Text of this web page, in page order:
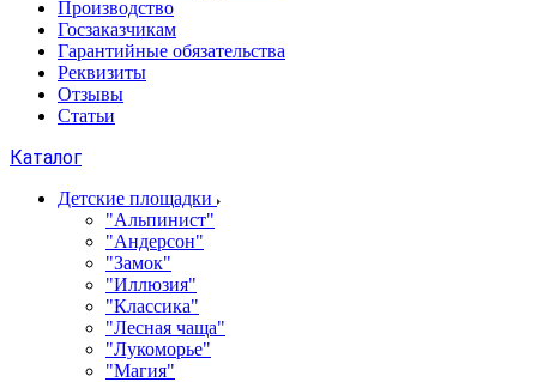
Производство
Госзаказчикам
Гарантийные обязательства
Реквизиты
Отзывы
Статьи
Каталог
Детские площадки
"Альпинист"
"Андерсон"
"Замок"
"Иллюзия"
"Классика"
"Лесная чаща"
"Лукоморье"
"Магия"